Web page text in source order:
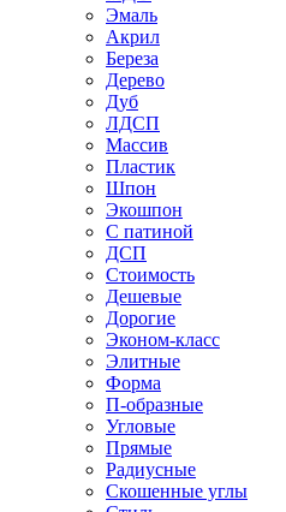
Эмаль
Акрил
Береза
Дерево
Дуб
ЛДСП
Массив
Пластик
Шпон
Экошпон
С патиной
ДСП
Стоимость
Дешевые
Дорогие
Эконом-класс
Элитные
Форма
П-образные
Угловые
Прямые
Радиусные
Скошенные углы